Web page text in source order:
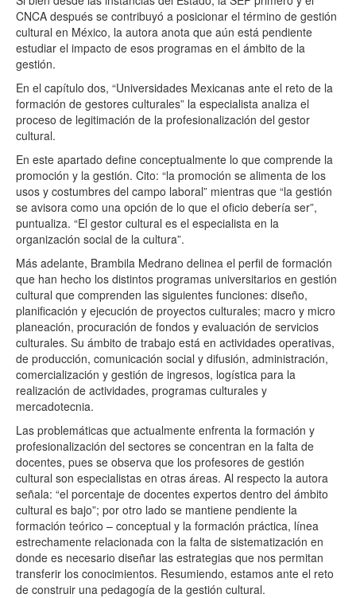
CNCA después se contribuyó a posicionar el término de gestión
cultural en México, la autora anota que aún está pendiente
estudiar el impacto de esos programas en el ámbito de la
gestión.
En el capítulo dos, “Universidades Mexicanas ante el reto de la
formación de gestores culturales” la especialista analiza el
proceso de legitimación de la profesionalización del gestor
cultural.
En este apartado define conceptualmente lo que comprende la
promoción y la gestión. Cito: “la promoción se alimenta de los
usos y costumbres del campo laboral” mientras que “la gestión
se avisora como una opción de lo que el oficio debería ser”,
puntualiza. “El gestor cultural es el especialista en la
organización social de la cultura”.
Más adelante, Brambila Medrano delinea el perfil de formación
que han hecho los distintos programas universitarios en gestión
cultural que comprenden las siguientes funciones: diseño,
planificación y ejecución de proyectos culturales; macro y micro
planeación, procuración de fondos y evaluación de servicios
culturales. Su ámbito de trabajo está en actividades operativas,
de producción, comunicación social y difusión, administración,
comercialización y gestión de ingresos, logística para la
realización de actividades, programas culturales y
mercadotecnia.
Las problemáticas que actualmente enfrenta la formación y
profesionalización del sectores se concentran en la falta de
docentes, pues se observa que los profesores de gestión
cultural son especialistas en otras áreas. Al respecto la autora
señala: “el porcentaje de docentes expertos dentro del ámbito
cultural es bajo”; por otro lado se mantiene pendiente la
formación teórico – conceptual y la formación práctica, línea
estrechamente relacionada con la falta de sistematización en
donde es necesario diseñar las estrategias que nos permitan
transferir los conocimientos. Resumiendo, estamos ante el reto
de construir una pedagogía de la gestión cultural.